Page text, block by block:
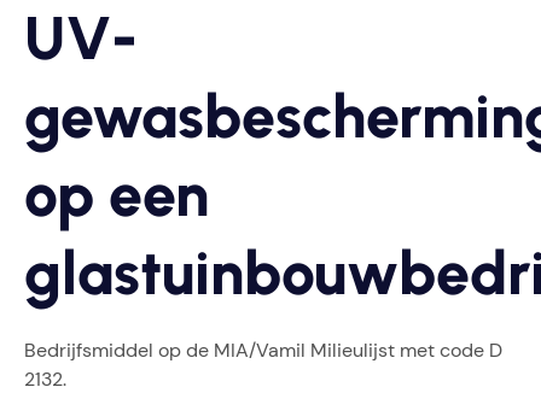
UV-
op een
Bedrijfsmiddel op de MIA/Vamil Milieulijst met code D
2132.